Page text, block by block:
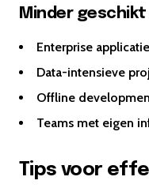
Minder geschikt
Enterprise
Data-intensieve
Offline
Teams met eigen
Tips voor